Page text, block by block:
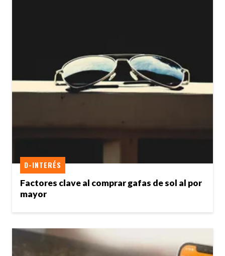
Factores clave al comprar gafas de sol al por
mayor
D-INTERÉS